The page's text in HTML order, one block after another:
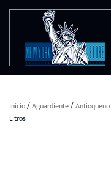
Ir al contenido principal
Inicio/Aguardiente/Antioqueño
Litros